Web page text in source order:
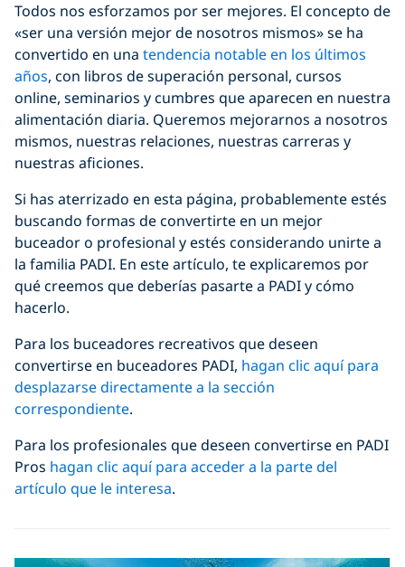
Todos nos esforzamos por ser mejores. El concepto de
«ser una versión mejor de nosotros mismos» se ha
convertido en una tendencia notable en los últimos
años, con libros de superación personal, cursos
online, seminarios y cumbres que aparecen en nuestra
alimentación diaria. Queremos mejorarnos a nosotros
mismos, nuestras relaciones, nuestras carreras y
nuestras aficiones.
Si has aterrizado en esta página, probablemente estés
buscando formas de convertirte en un mejor
buceador o profesional y estés considerando unirte a
la familia PADI. En este artículo, te explicaremos por
qué creemos que deberías pasarte a PADI y cómo
hacerlo.
Para los buceadores recreativos que deseen
convertirse en buceadores PADI, hagan clic aquí para
desplazarse directamente a la sección
correspondiente.
Para los profesionales que deseen convertirse en PADI
Pros hagan clic aquí para acceder a la parte del
artículo que le interesa.